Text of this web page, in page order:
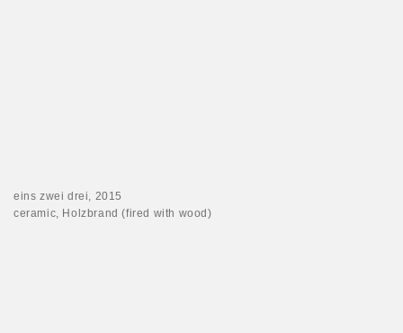
eins zwei drei, 2015
ceramic, Holzbrand (fired with wood)